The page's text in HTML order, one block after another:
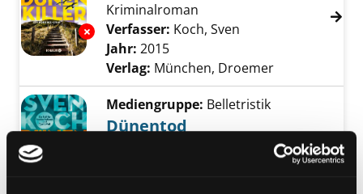
Exemplar-Details von Dünenkiller anzeigen
Kriminalroman
Verfasser: Koch, Sven
Jahr: 2015
Verlag: München, Droemer
Exemplar-Details von Dünentod anzeigen
Mediengruppe: Belletristik
Dünentod
Suche nach